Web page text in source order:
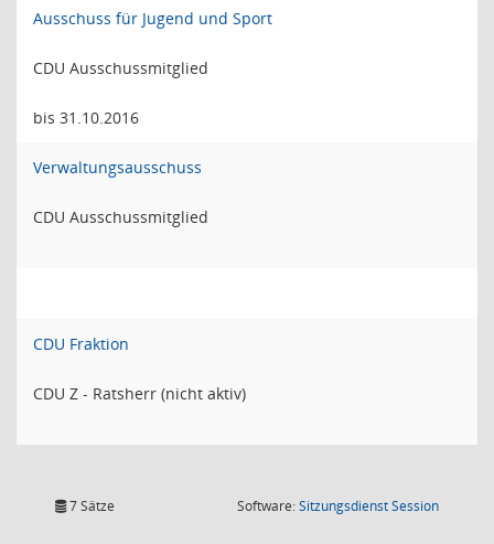
Ausschuss für Jugend und Sport
CDU Ausschussmitglied
bis 31.10.2016
Verwaltungsausschuss
CDU Ausschussmitglied
CDU Fraktion
CDU Z - Ratsherr (nicht aktiv)
7 Sätze Software:SitzungsdienstSession(Wird in